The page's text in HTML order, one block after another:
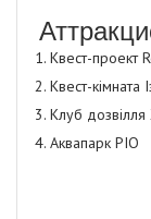
Квест-проект
Квест-кімната
Клуб дозвілля
Аквапарк РІО